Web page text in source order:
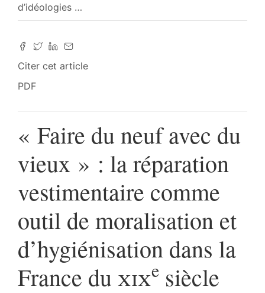
d’idéologies …
Citer cet article
PDF
« Faire du neuf avec du
vieux » : la réparation
vestimentaire comme
outil de moralisation et
d’hygiénisation dans la
France du xixe siècle